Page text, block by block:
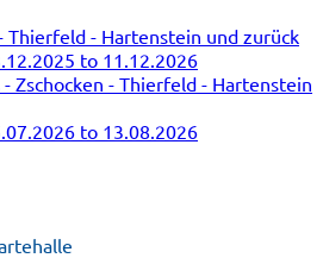
Thierfeld - Hartenstein und zurück
to 11.12.2026
Zschocken - Thierfeld - Hartenstein
to 13.08.2026